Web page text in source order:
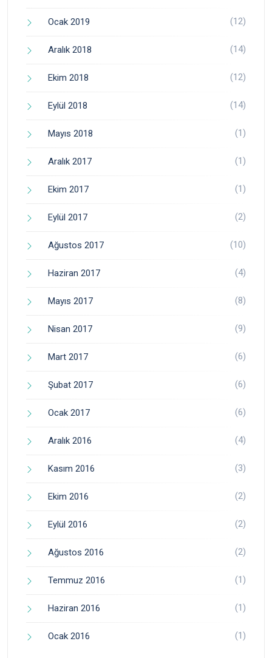
Ocak 2019 (12)
Aralık 2018 (14)
Ekim 2018 (12)
Eylül 2018 (14)
Mayıs 2018 (1)
Aralık 2017 (1)
Ekim 2017 (1)
Eylül 2017 (2)
Ağustos 2017 (10)
Haziran 2017 (4)
Mayıs 2017 (8)
Nisan 2017 (9)
Mart 2017 (6)
Şubat 2017 (6)
Ocak 2017 (6)
Aralık 2016 (4)
Kasım 2016 (3)
Ekim 2016 (2)
Eylül 2016 (2)
Ağustos 2016 (2)
Temmuz 2016 (1)
Haziran 2016 (1)
Ocak 2016 (1)